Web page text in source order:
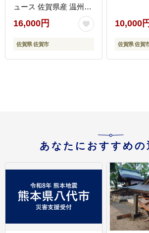
ュース 佐賀県産 温州み
かん フルーツジュース
みかんジュース 濃縮還
元なし 果実飲料 飲料 持
JAさが さが風土館季
16,000円
佐賀県 佐賀市
10,000円
佐賀県 佐賀
あなたにおすすめの